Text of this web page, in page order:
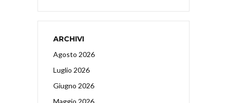
ARCHIVI
Agosto 2026
Luglio 2026
Giugno 2026
Maggio 2026